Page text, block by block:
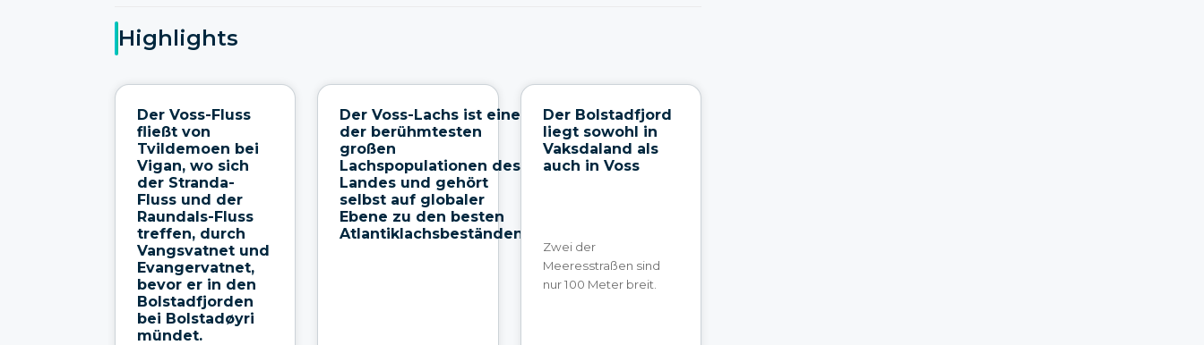
Highlights
Der Voss-Fluss
fließt von
Tvildemoen bei
Vigan, wo sich
der Stranda-
Fluss und der
Raundals-Fluss
treffen, durch
Vangsvatnet und
Evangervatnet,
bevor er in den
Bolstadfjorden
bei Bolstadøyri
mündet.
Der Voss-Lachs ist eine
der berühmtesten
großen
Lachspopulationen des
Landes und gehört
selbst auf globaler
Ebene zu den besten
Atlantiklachsbeständen.
Der Bolstadfjord
liegt sowohl in
Vaksdaland als
auch in Voss
Zwei der
Meeresstraßen sind
nur 100 Meter breit.